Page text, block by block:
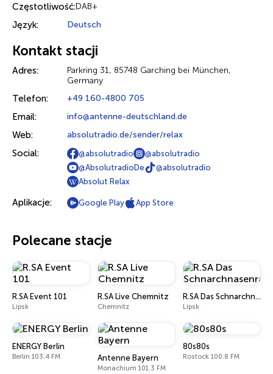
Częstotliwość:DAB+
Język: Deutsch
Kontakt stacji
Adres:
Parkring 31, 85748 Garching bei München,
Germany
Telefon: +49 160-4800 705
Email: info@antenne-deutschland.de
Web: absolutradio.de/sender/relax
Social: @absolutradio
@absolutradio
@AbsolutradioDe
@absolutradio
Absolut Relax
Aplikacje: Google Play App Store
Polecane stacje
R.SA Event 101
Lipsk
R.SA Live Chemnitz
Chemnitz
R.SA Das Schnarchnasenradio
Lipsk
ENERGY Berlin
Berlin 103.4 FM Antenne Bayern
Monachium 101.3 FM
80s80s
Rostock 100.8 FM